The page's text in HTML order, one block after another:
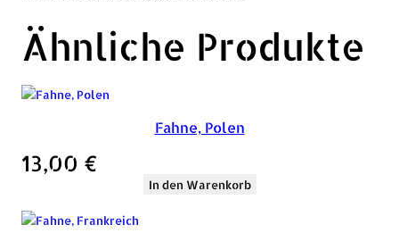
Ähnliche Produkte
Fahne, Polen
13,00 €
In den Warenkorb